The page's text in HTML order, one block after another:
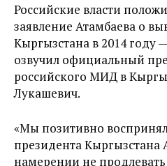
Российские власти
заявление Атамбаева о
Кыргызстана в 2014 году
озвучил официальный
российского МИД в
Лукашевич.
«Мы позитивно
президента Кыргызстана
намерении не продлевать